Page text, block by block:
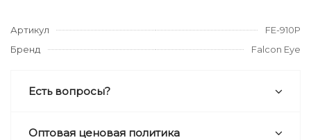
Артикул
FE-910P
Бренд
Falcon Eye
Есть вопросы?
Оптовая ценовая политика